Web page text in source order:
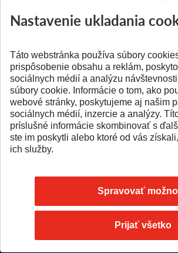
Pridané 28.07.2026
SPÄŤ NA VRCH
Nastavenie ukladania
Táto webstránka používa súbory
prispôsobenie obsahu a reklám,
sociálnych médií a analýzu
súbory cookie. Informácie o tom, ako
webové stránky, poskytujeme aj našim
sociálnych médií, inzercie a analýzy.
príslušné informácie skombinovať s
ste im poskytli alebo ktoré od vás
ich služby.
Spravovať
Prijať všetko